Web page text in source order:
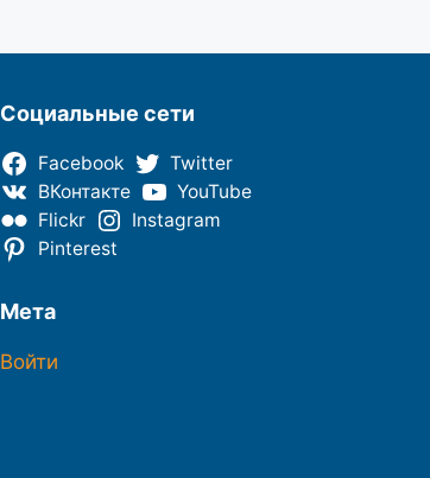
Социальные сети
Facebook
Twitter
ВКонтакте
YouTube
Flickr
Instagram
Pinterest
Мета
Войти